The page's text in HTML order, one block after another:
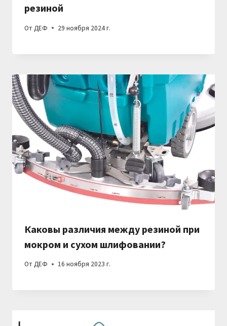
резиной
ОтДЕФ 29 ноября 2024 г.
Каковы различия между резиной при
мокром и сухом шлифовании?
ОтДЕФ 16 ноября 2023 г.